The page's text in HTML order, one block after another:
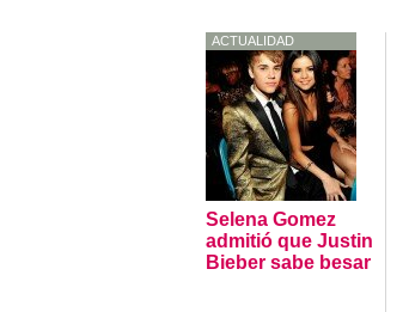
ACTUALIDAD
Selena Gomez
admitió que Justin
Bieber sabe besar